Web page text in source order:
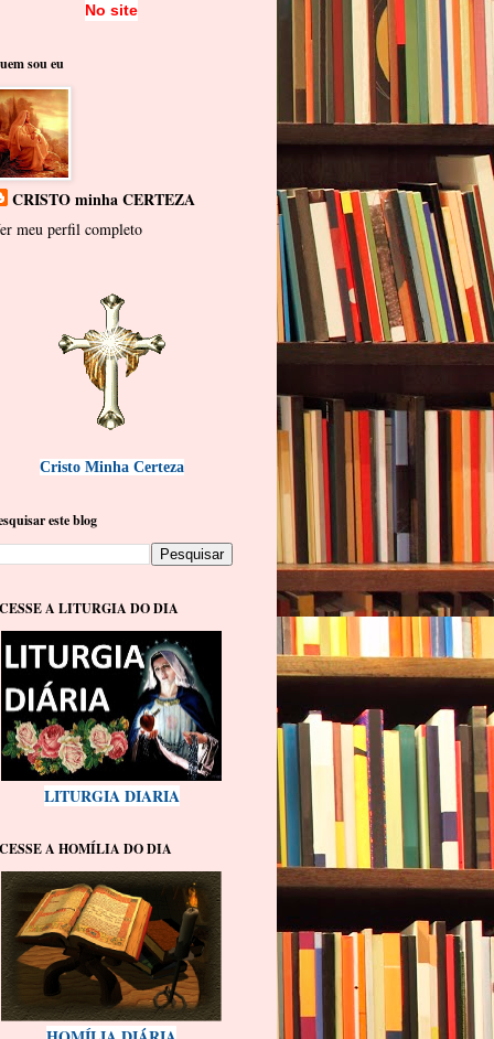
No site
sou eu
CRISTO minha CERTEZA
meu perfil completo
Cristo Minha Certeza
este blog
A LITURGIA DO DIA
LITURGIA DIARIA
A HOMÍLIA DO DIA